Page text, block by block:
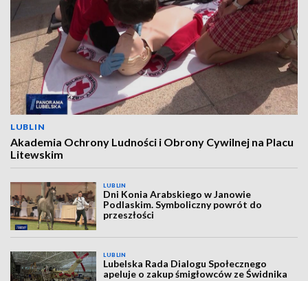
LUBLIN
Akademia Ochrony Ludności i Obrony Cywilnej na Placu
Litewskim
LUBLIN
Dni Konia Arabskiego w Janowie
Podlaskim. Symboliczny powrót do
przeszłości
LUBLIN
Lubelska Rada Dialogu Społecznego
apeluje o zakup śmigłowców ze Świdnika